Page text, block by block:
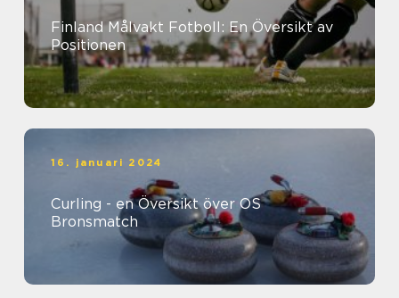
Finland Målvakt Fotboll: En Översikt av
Positionen
16. januari 2024
Curling - en Översikt över OS
Bronsmatch